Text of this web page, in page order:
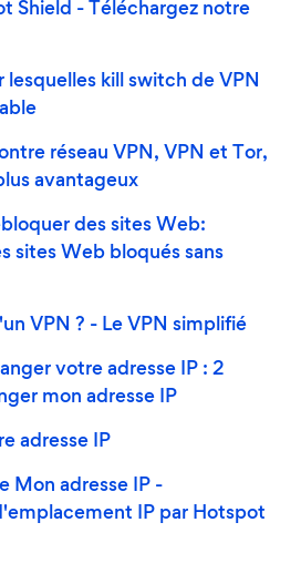
Shield - Téléchargez notre
lesquelles kill switch de VPN
réseau VPN, VPN et Tor,
avantageux
des sites Web:
sites Web bloqués sans
VPN ? - Le VPN simplifié
votre adresse IP : 2
mon adresse IP
adresse IP
Mon adresse IP -
IP par Hotspot